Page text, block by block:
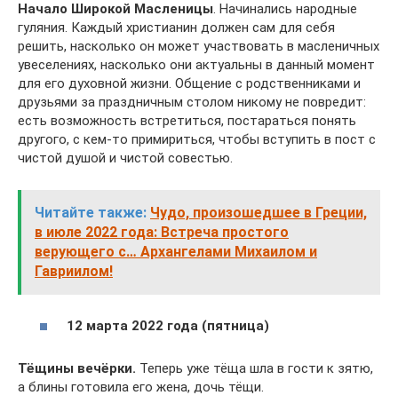
Начало Широкой Масленицы . Начинались народные
гуляния. Каждый христианин должен сам для себя
решить, насколько он может участвовать в масленичных
увеселениях, насколько они актуальны в данный момент
для его духовной жизни. Общение с родственниками и
друзьями за праздничным столом никому не повредит:
есть возможность встретиться, постараться понять
другого, с кем-то примириться, чтобы вступить в пост с
чистой душой и чистой совестью.
Читайте также: Чудо, произошедшее в Греции,
в июле 2022 года: Встреча простого
верующего с… Архангелами Михаилом и
Гавриилом!
12 марта 2022 года (пятница)
Тёщины вечёрки. Теперь уже тёща шла в гости к зятю,
а блины готовила его жена, дочь тёщи.